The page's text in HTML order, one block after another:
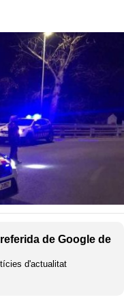
de Google de
d'actualitat